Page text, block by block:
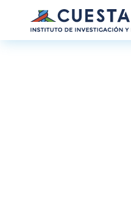
Pasar al contenido principal